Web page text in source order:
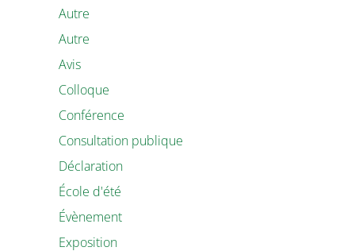
Autre
Autre
Avis
Colloque
Conférence
Consultation publique
Déclaration
École d'été
Évènement
Exposition